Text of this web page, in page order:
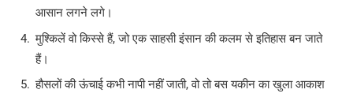
आसान लगने लगे।
मुश्किलें वो किस्से हैं, जो एक साहसी इंसान की कलम से इतिहास बन जाते
हैं।
हौसलों की ऊंचाई कभी नापी नहीं जाती, वो तो बस यकीन का खुला आकाश